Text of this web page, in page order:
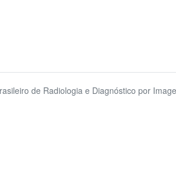
de Radiologia e Diagnóstico por